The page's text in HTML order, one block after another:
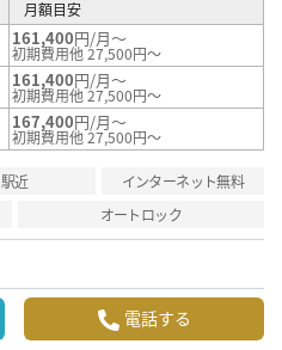
月額目安
161,400円/月～
初期費用他 27,500円～
161,400円/月～
初期費用他 27,500円～
167,400円/月～
初期費用他 27,500円～
駅近
インターネット無料
オートロック
電話する